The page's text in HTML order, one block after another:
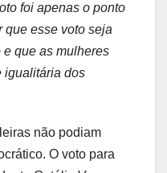
foi apenas o ponto
que esse voto seja
que as mulheres
igualitária dos
não podiam
O voto para